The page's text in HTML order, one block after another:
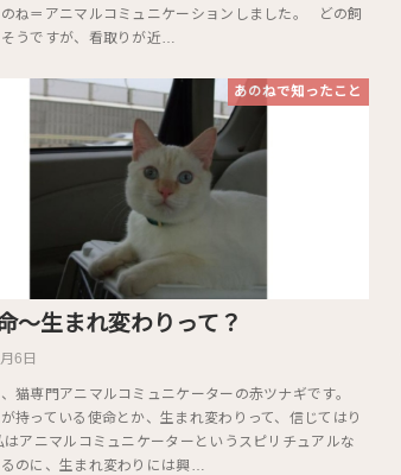
ね＝アニマルコミュニケーションしました。 どの飼
うですが、看取りが近…
あのねで知ったこと
〜生まれ変わりって？
6日
猫専門アニマルコミュニケーターの赤ツナギです。
持っている使命とか、生まれ変わりって、信じてはり
はアニマルコミュニケーターというスピリチュアルな
のに、生まれ変わりには興…